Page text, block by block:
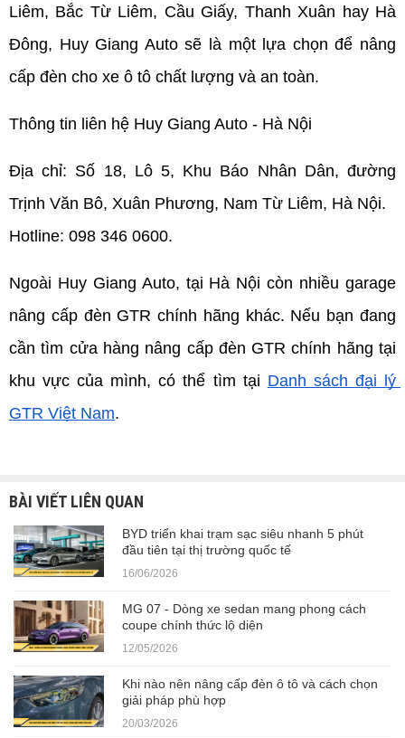
Liêm, Bắc Từ Liêm, Cầu Giấy, Thanh Xuân hay Hà
Đông, Huy Giang Auto sẽ là một lựa chọn để nâng
cấp đèn cho xe ô tô chất lượng và an toàn.
Thông tin liên hệ Huy Giang Auto - Hà Nội
Địa chỉ: Số 18, Lô 5, Khu Báo Nhân Dân, đường
Trịnh Văn Bô, Xuân Phương, Nam Từ Liêm, Hà Nội.
Hotline: 098 346 0600.
Ngoài Huy Giang Auto, tại Hà Nội còn nhiều garage
nâng cấp đèn GTR chính hãng khác. Nếu bạn đang
cần tìm cửa hàng nâng cấp đèn GTR chính hãng tại
khu vực của mình, có thể tìm tại Danh sách đại lý
GTR Việt Nam.
BÀI VIẾT LIÊN QUAN
BYD triển khai trạm sạc siêu nhanh 5 phút
đầu tiên tại thị trường quốc tế
16/06/2026
MG 07 - Dòng xe sedan mang phong cách
coupe chính thức lộ diện
12/05/2026
Khi nào nên nâng cấp đèn ô tô và cách chọn
giải pháp phù hợp
20/03/2026